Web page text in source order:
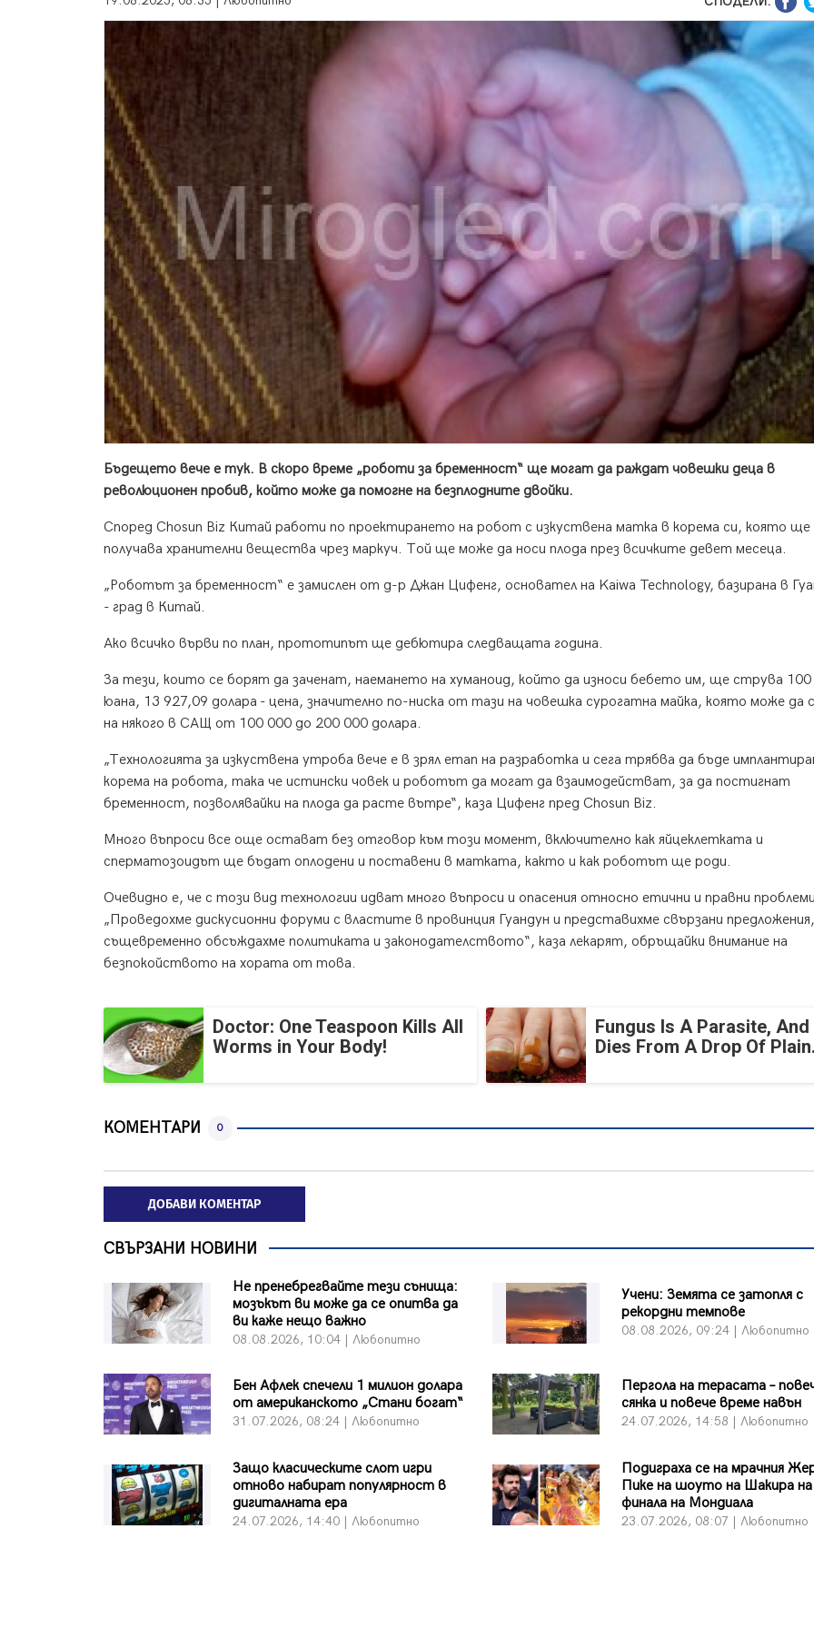
Бъдещето вече е тук. В скоро време „роботи за бременност“ ще могат да раждат човешки деца в
революционен пробив, който може да помогне на безплодните двойки.
Според Chosun Biz Китай работи по проектирането на робот с изкуствена матка в корема си, която ще
получава хранителни вещества чрез маркуч. Той ще може да носи плода през всичките девет месеца.
„Роботът за бременност“ е замислен от д-р Джан Цифенг, основател на Kaiwa Technology, базирана в
- град в Китай.
Ако всичко върви по план, прототипът ще дебютира следващата година.
За тези, които се борят да заченат, наемането на хуманоид, който да износи бебето им, ще струва
юана, 13 927,09 долара - цена, значително по-ниска от тази на човешка сурогатна майка, която може да
на някого в САЩ от 100 000 до 200 000 долара.
„Технологията за изкуствена утроба вече е в зрял етап на разработка и сега трябва да бъде
корема на робота, така че истински човек и роботът да могат да взаимодействат, за да постигнат
бременност, позволявайки на плода да расте вътре“, каза Цифенг пред Chosun Biz.
Много въпроси все още остават без отговор към този момент, включително как яйцеклетката и
сперматозоидът ще бъдат оплодени и поставени в матката, както и как роботът ще роди.
Очевидно е, че с този вид технологии идват много въпроси и опасения относно етични и правни
„Проведохме дискусионни форуми с властите в провинция Гуандун и представихме свързани
същевременно обсъждахме политиката и законодателството“, каза лекарят, обръщайки внимание на
безпокойството на хората от това.
Doctor: One Teaspoon Kills All
Worms in Your Body!
Fungus Is A Parasite, And
Dies From A Drop Of
КОМЕНТАРИ 0
ДОБАВИ КОМЕНТАР
СВЪРЗАНИ НОВИНИ
Не пренебрегвайте тези сънища:
мозъкът ви може да се опитва да
ви каже нещо важно
08.08.2026, 10:04 | Любопитно
Учени: Земята се затопля с
рекордни темпове
08.08.2026, 09:24 | Любопитно
Бен Афлек спечели 1 милион долара
от американското „Стани богат“
31.07.2026, 08:24 | Любопитно
Пергола на терасата –
сянка и повече време навън
24.07.2026, 14:58 | Любопитно
Защо класическите слот игри
отново набират популярност в
дигиталната ера
24.07.2026, 14:40 | Любопитно
Подиграха се на мрачния
Пике на шоуто на Шакира на
финала на Мондиала
23.07.2026, 08:07 | Любопитно